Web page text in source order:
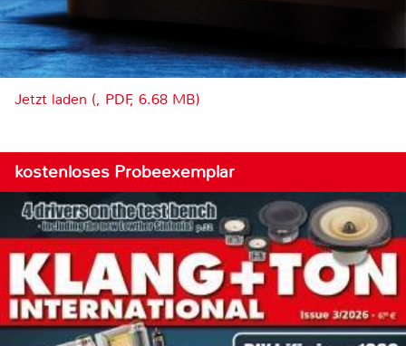
Jetzt laden (, PDF, 6.68 MB)
kostenloses Probeexemplar